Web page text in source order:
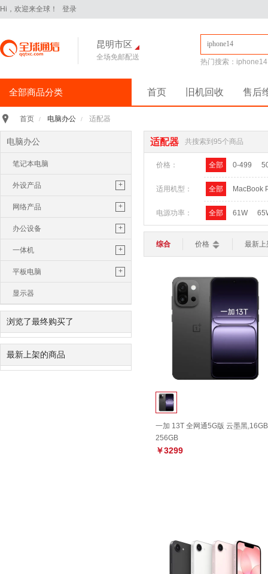
Hi，欢迎来全球！ 登录
昆明市区
全场免邮配送
热门搜索： iphone14
全部商品分类
手机通讯
iPhone16Pro
华为Pura70
华为 nova14 Pro
平板电脑
华为 MatePad Pro 2025款
手机配件
>
保护膜
华为
平板电脑
加湿器
灯光设备
智能电视
智能安防
智能穿戴
智能手表
智能手环 儿童手表
首页 旧机回收 售后
首页 / 电脑办公 / 适配器
电脑办公
笔记本电脑
外设产品 +
鼠标
键盘
U盘
鼠标垫
电脑包
移动硬盘
转接线
触控笔
网络产品 +
路由器
随行wifi
办公设备 +
打印机
一体机 +
苹果一体机
平板电脑 +
苹果平板
华为平板
小米平板
亚马逊平板
显示器
浏览了最终购买了
最新上架的商品
适配器 共搜索到95个商品
价格： 全部 0-499
适用机型： 全部 MacBook
电源功率： 全部 61W
综合 价格 最新上
一加 13T 全网通5G版 云墨黑
256GB
￥3299